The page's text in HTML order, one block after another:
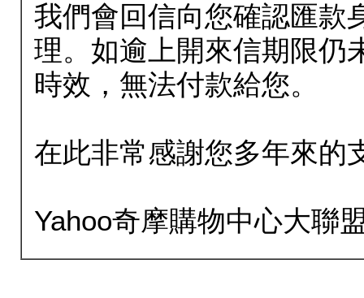
我們會回信向您確認匯款
理。如逾上開來信期限仍
時效，無法付款給您。
在此非常感謝您多年來的
Yahoo奇摩購物中心大